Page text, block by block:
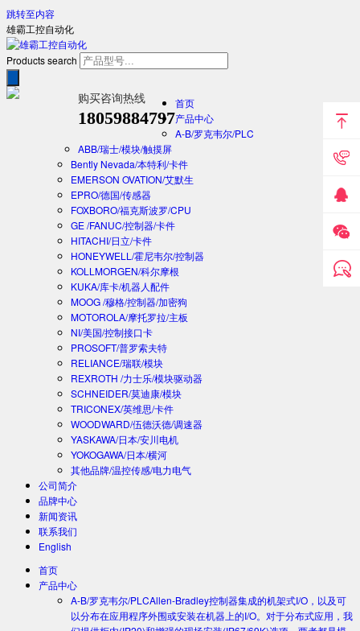
跳转至内容
雄霸工控自动化
Products search
购买咨询热线
18059884797
首页
产品中心
A-B/罗克韦尔/PLC
ABB/瑞士/模块/触摸屏
Bently Nevada/本特利/卡件
EMERSON OVATION/艾默生
EPRO/德国/传感器
FOXBORO/福克斯波罗/CPU
GE /FANUC/控制器/卡件
HITACHI/日立/卡件
HONEYWELL/霍尼韦尔/控制器
KOLLMORGEN/科尔摩根
KUKA/库卡/机器人配件
MOOG /穆格/控制器/加密狗
MOTOROLA/摩托罗拉/主板
NI/美国/控制接口卡
PROSOFT/普罗索夫特
RELIANCE/瑞联/模块
REXROTH /力士乐/模块驱动器
SCHNEIDER/莫迪康/模块
TRICONEX/英维思/卡件
WOODWARD/伍德沃德/调速器
YASKAWA/日本/安川电机
YOKOGAWA/日本/横河
其他品牌/温控传感/电力电气
公司简介
品牌中心
新闻资讯
联系我们
English
首页
产品中心
A-B/罗克韦尔/PLCAllen-Bradley控制器集成的机架式I/O，以及可
以分布在应用程序外围或安装在机器上的I/O。对于分布式应用，我